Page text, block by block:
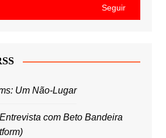
Seguir
Um Não-Lugar
com Beto Bandeira